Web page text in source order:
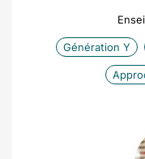
Génération Y